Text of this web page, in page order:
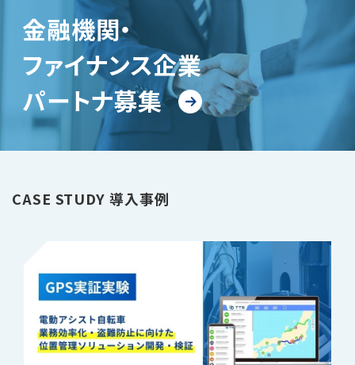
金融機関・
ファイナンス企業
パートナ募集
CASE STUDY 導入事例